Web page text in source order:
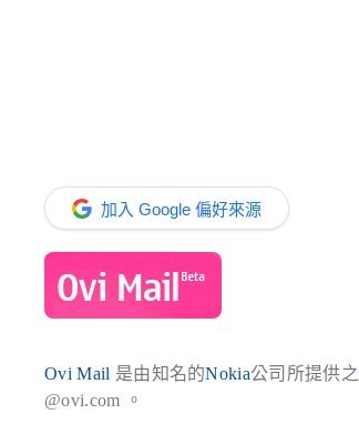
加入 Google 偏好來源
Ovi Mail 是由知名的Nokia公司所提供之
@ovi.com 。